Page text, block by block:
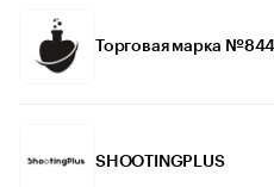
Торговая марка
SHOOTINGPLUS